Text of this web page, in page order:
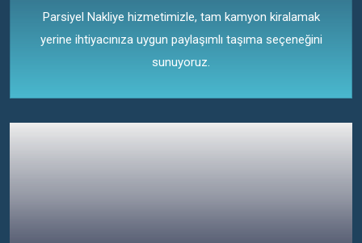
Parsiyel Nakliye hizmetimizle, tam kamyon kiralamak
yerine ihtiyacınıza uygun paylaşımlı taşıma seçeneğini
sunuyoruz.